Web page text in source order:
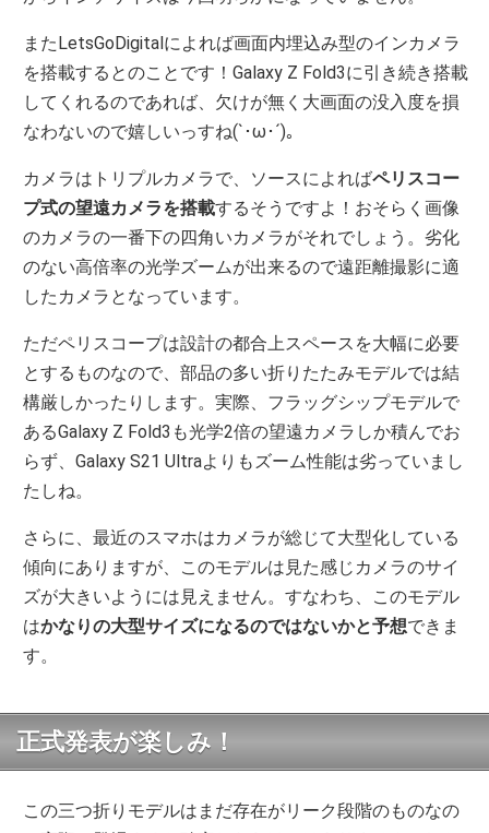
またLetsGoDigitalによれば画面内埋込み型のインカメラ
を搭載するとのことです！Galaxy Z Fold3に引き続き搭載
してくれるのであれば、欠けが無く大画面の没入度を損
なわないので嬉しいっすね(`･ω･´)。
カメラはトリプルカメラで、ソースによればペリスコー
プ式の望遠カメラを搭載するそうですよ！おそらく画像
のカメラの一番下の四角いカメラがそれでしょう。劣化
のない高倍率の光学ズームが出来るので遠距離撮影に適
したカメラとなっています。
ただペリスコープは設計の都合上スペースを大幅に必要
とするものなので、部品の多い折りたたみモデルでは結
構厳しかったりします。実際、フラッグシップモデルで
あるGalaxy Z Fold3も光学2倍の望遠カメラしか積んでお
らず、Galaxy S21 Ultraよりもズーム性能は劣っていまし
たしね。
さらに、最近のスマホはカメラが総じて大型化している
傾向にありますが、このモデルは見た感じカメラのサイ
ズが大きいようには見えません。すなわち、このモデル
はかなりの大型サイズになるのではないかと予想できま
す。
正式発表が楽しみ！
この三つ折りモデルはまだ存在がリーク段階のものなの